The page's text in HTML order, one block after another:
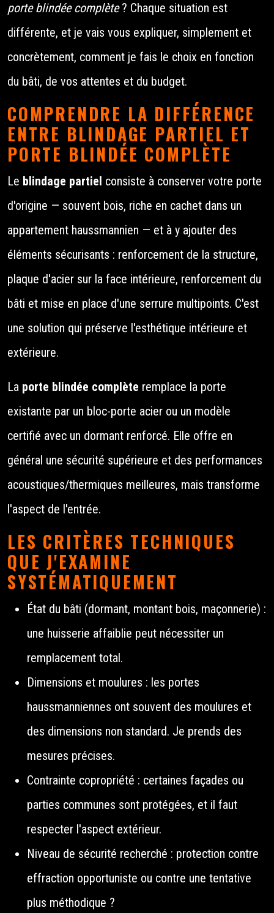
porte blindée complète? Chaque situation est
différente, et je vais vous expliquer, simplement et
concrètement, comment je fais le choix en fonction
du bâti, de vos attentes et du budget.
COMPRENDRE LA DIFFÉRENCE
ENTRE BLINDAGE PARTIEL ET
PORTE BLINDÉE COMPLÈTE
Le blindage partiel consiste à conserver votre porte
d'origine — souvent bois, riche en cachet dans un
appartement haussmannien — et à y ajouter des
éléments sécurisants : renforcement de la structure,
plaque d'acier sur la face intérieure, renforcement du
bâti et mise en place d'une serrure multipoints. C'est
une solution qui préserve l'esthétique intérieure et
extérieure.
La porte blindée complète remplace la porte
existante par un bloc-porte acier ou un modèle
certifié avec un dormant renforcé. Elle offre en
général une sécurité supérieure et des performances
acoustiques/thermiques meilleures, mais transforme
l'aspect de l'entrée.
LES CRITÈRES TECHNIQUES
QUE J'EXAMINE
SYSTÉMATIQUEMENT
État du bâti (dormant, montant bois, maçonnerie) :
une huisserie affaiblie peut nécessiter un
remplacement total.
Dimensions et moulures : les portes
haussmanniennes ont souvent des moulures et
des dimensions non standard. Je prends des
mesures précises.
Contrainte copropriété : certaines façades ou
parties communes sont protégées, et il faut
respecter l'aspect extérieur.
Niveau de sécurité recherché : protection contre
effraction opportuniste ou contre une tentative
plus méthodique ?